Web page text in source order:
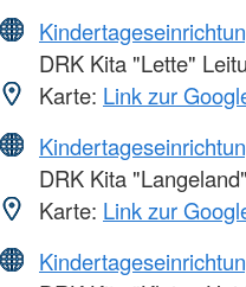
DRK Kita "Lette"
Karte: Link zur
DRK Kita "Langeland"
Karte: Link zur